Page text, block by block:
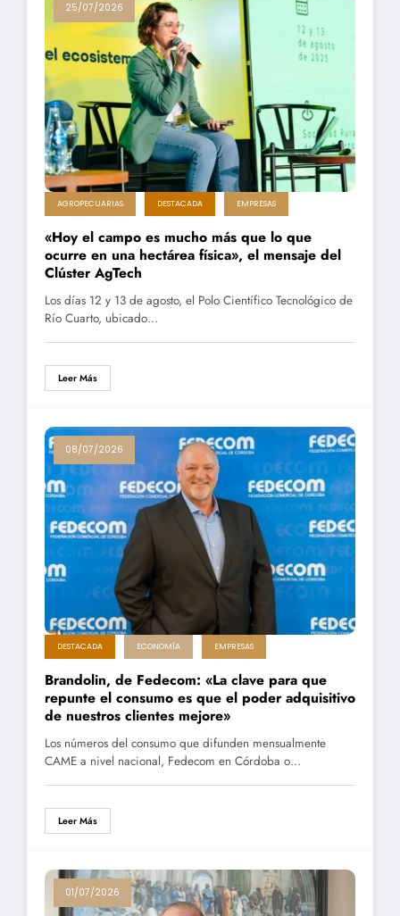
25/07/2026
AGROPECUARIAS DESTACADA EMPRESAS
«Hoy el campo es mucho más que lo que
ocurre en una hectárea física», el mensaje del
Clúster AgTech
Los días 12 y 13 de agosto, el Polo Científico Tecnológico de
Río Cuarto, ubicado…
Leer Más
08/07/2026
DESTACADA ECONOMÍA EMPRESAS
Brandolin, de Fedecom: «La clave para que
repunte el consumo es que el poder adquisitivo
de nuestros clientes mejore»
Los números del consumo que difunden mensualmente
CAME a nivel nacional, Fedecom en Córdoba o…
Leer Más
01/07/2026